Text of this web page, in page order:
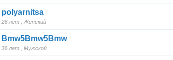
polyarnitsa
26 лет Женский
Bmw5Bmw5Bmw
36 лет Мужской